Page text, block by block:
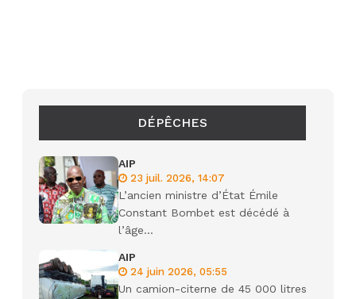
DÉPÊCHES
AIP
23 juil. 2026, 14:07
L’ancien ministre d’État Émile
Constant Bombet est décédé à
l’âge...
AIP
24 juin 2026, 05:55
Un camion-citerne de 45 000 litres